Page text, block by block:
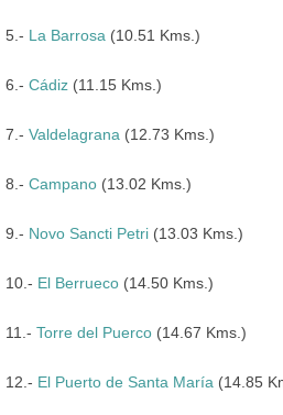
5.- La Barrosa (10.51 Kms.)
6.- Cádiz (11.15 Kms.)
7.- Valdelagrana (12.73 Kms.)
8.- Campano (13.02 Kms.)
9.- Novo Sancti Petri (13.03 Kms.)
10.- El Berrueco (14.50 Kms.)
11.- Torre del Puerco (14.67 Kms.)
12.- El Puerto de Santa María (14.85